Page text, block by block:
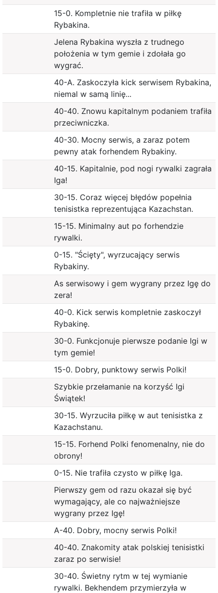
15-0. Kompletnie nie trafiła w piłkę
Rybakina.
Jelena Rybakina wyszła z trudnego
położenia w tym gemie i zdołała go
wygrać.
40-A. Zaskoczyła kick serwisem Rybakina,
niemal w samą linię...
40-40. Znowu kapitalnym podaniem trafiła
przeciwniczka.
40-30. Mocny serwis, a zaraz potem
pewny atak forhendem Rybakiny.
40-15. Kapitalnie, pod nogi rywalki zagrała
Iga!
30-15. Coraz więcej błędów popełnia
tenisistka reprezentująca Kazachstan.
15-15. Minimalny aut po forhendzie
rywalki.
0-15. "Ścięty", wyrzucający serwis
Rybakiny.
As serwisowy i gem wygrany przez Igę do
zera!
40-0. Kick serwis kompletnie zaskoczył
Rybakinę.
30-0. Funkcjonuje pierwsze podanie Igi w
tym gemie!
15-0. Dobry, punktowy serwis Polki!
Szybkie przełamanie na korzyść Igi
Świątek!
30-15. Wyrzuciła piłkę w aut tenisistka z
Kazachstanu.
15-15. Forhend Polki fenomenalny, nie do
obrony!
0-15. Nie trafiła czysto w piłkę Iga.
Pierwszy gem od razu okazał się być
wymagający, ale co najważniejsze
wygrany przez Igę!
A-40. Dobry, mocny serwis Polki!
40-40. Znakomity atak polskiej tenisistki
zaraz po serwisie!
30-40. Świetny rytm w tej wymianie
rywalki. Bekhendem przymierzyła w